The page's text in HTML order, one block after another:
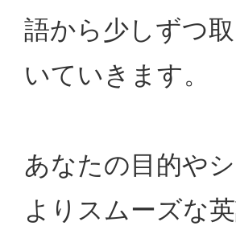
語から少しずつ
いていきます。
あなたの目的や
よりスムーズな